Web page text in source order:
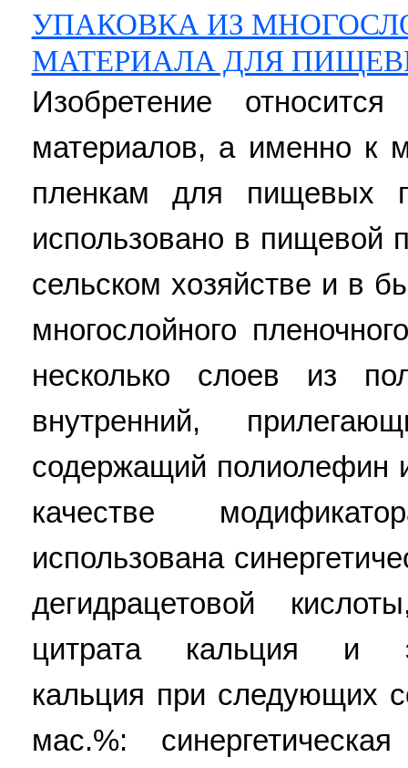
УПАКОВКА ИЗ
МАТЕРИАЛА ДЛЯ
Изобретение
материалов, а именно к
пленкам для пищевых
использовано в пищевой
сельском хозяйстве и в
многослойного
несколько слоев из
внутренний,
содержащий полиолефин
качестве
использована
дегидрацетовой
цитрата кальция и
кальция при следующих
мас.%: